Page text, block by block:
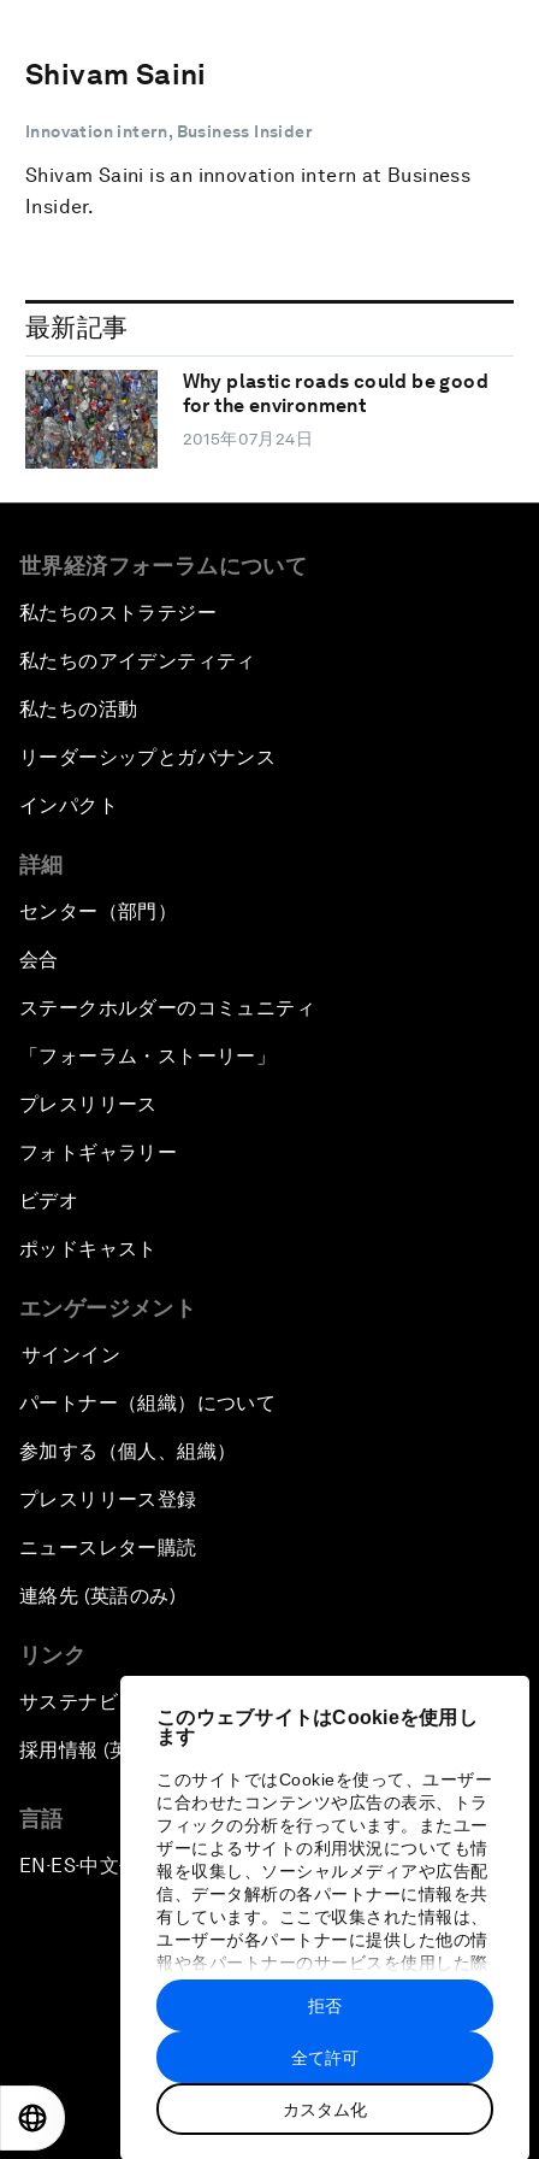
このウェブサイトはCookieを使用し
ます
このサイトではCookieを使って、ユーザー
に合わせたコンテンツや広告の表示、トラ
フィックの分析を行っています。またユー
ザーによるサイトの利用状況についても情
報を収集し、ソーシャルメディアや広告配
信、データ解析の各パートナーに情報を共
有しています。ここで収集された情報は、
ユーザーが各パートナーに提供した他の情
報や各パートナーのサービスを使用した際
に収集された情報と組み合わされ、各パー
トナーによって使用されることがありま
す。
全て許可
カスタム化
拒否
Shivam Saini
Innovation intern, Business Insider
Shivam Saini is an innovation intern at Business
Insider.
最新記事
Why plastic roads could be good
for the environment
2015年07月24日
世界経済フォーラムについて
私たちのストラテジー
私たちのアイデンティティ
私たちの活動
リーダーシップとガバナンス
インパクト
詳細
センター（部門）
会合
ステークホルダーのコミュニティ
「フォーラム・ストーリー」
プレスリリース
フォトギャラリー
ビデオ
ポッドキャスト
エンゲージメント
サインイン
パートナー（組織）について
参加する（個人、組織）
プレスリリース登録
ニュースレター購読
連絡先 (英語のみ)
リンク
サステナビリティへの取り組み
採用情報 (英語のみ)
言語
EN ▪ES▪中文▪ 日本語
プライバシーポリシーと利用規約
サイトマップ
©
世界経済フォーラム